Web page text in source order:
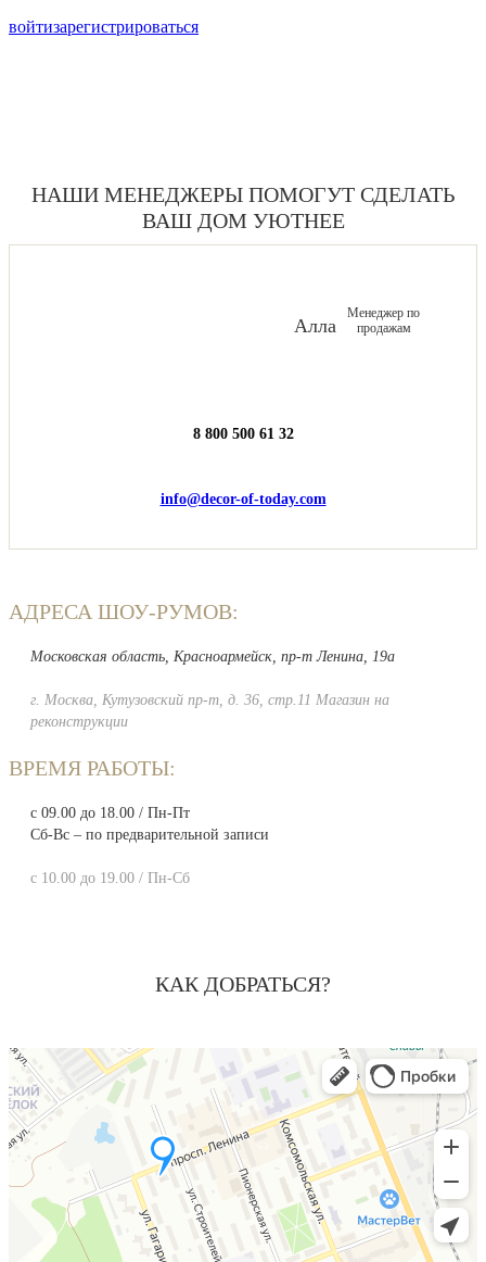
войтизарегистрироваться
НАШИ МЕНЕДЖЕРЫ ПОМОГУТ СДЕЛАТЬ
ВАШ ДОМ УЮТНЕЕ
Алла
Менеджер по
продажам
8 800 500 61 32
info@decor-of-today.com
АДРЕСА ШОУ-РУМОВ:
Московская область, Красноармейск, пр-т Ленина, 19а
г. Москва, Кутузовский пр-т, д. 36, стр.11 Магазин на
реконструкции
ВРЕМЯ РАБОТЫ:
с 09.00 до 18.00 / Пн-Пт
Сб-Вс – по предварительной записи
с 10.00 до 19.00 / Пн-Сб
КАК ДОБРАТЬСЯ?